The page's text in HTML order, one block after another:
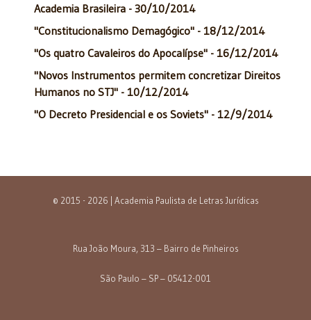
Academia Brasileira - 30/10/2014
"Constitucionalismo Demagógico" - 18/12/2014
"Os quatro Cavaleiros do Apocalípse" - 16/12/2014
"Novos Instrumentos permitem concretizar Direitos
Humanos no STJ" - 10/12/2014
"O Decreto Presidencial e os Soviets" - 12/9/2014
© 2015 - 2026 | Academia Paulista de Letras Jurídicas
Rua João Moura, 313 – Bairro de Pinheiros
São Paulo – SP – 05412-001